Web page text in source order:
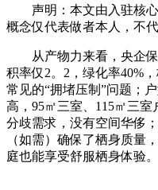
声明：本文由入驻核心
概念仅代表做者本人，不
从产物力来看，央企保
积率仅2。2，绿化率40%
常见的“拥堵压制”问题；
高，95㎡三室、115㎡三
分歧需求，没有空间华侈
（如需）确保了栖身质量
庭也能享受舒服栖身体验。